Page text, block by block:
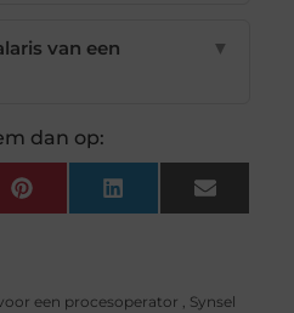
van een
▼
dan op:
Pinterest LinkedIn Email
een procesoperator , Synsel